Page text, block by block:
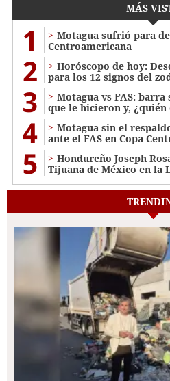
MÁS
1
Motagua sufrió para
Centroamericana
2
Horóscopo de hoy:
para los 12 signos del
3
Motagua vs FAS:
que le hicieron y, ¿quién
4
Motagua sin el
ante el FAS en Copa
5
Hondureño Joseph
Tijuana de México en la